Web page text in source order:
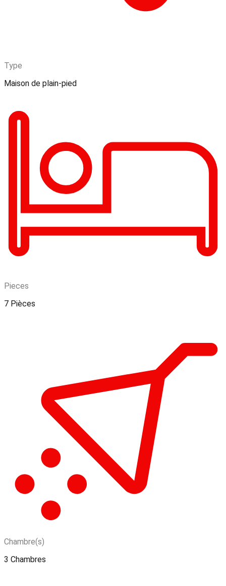
Type
Maison de plain-pied
Pieces
7 Pièces
Chambre(s)
3 Chambres